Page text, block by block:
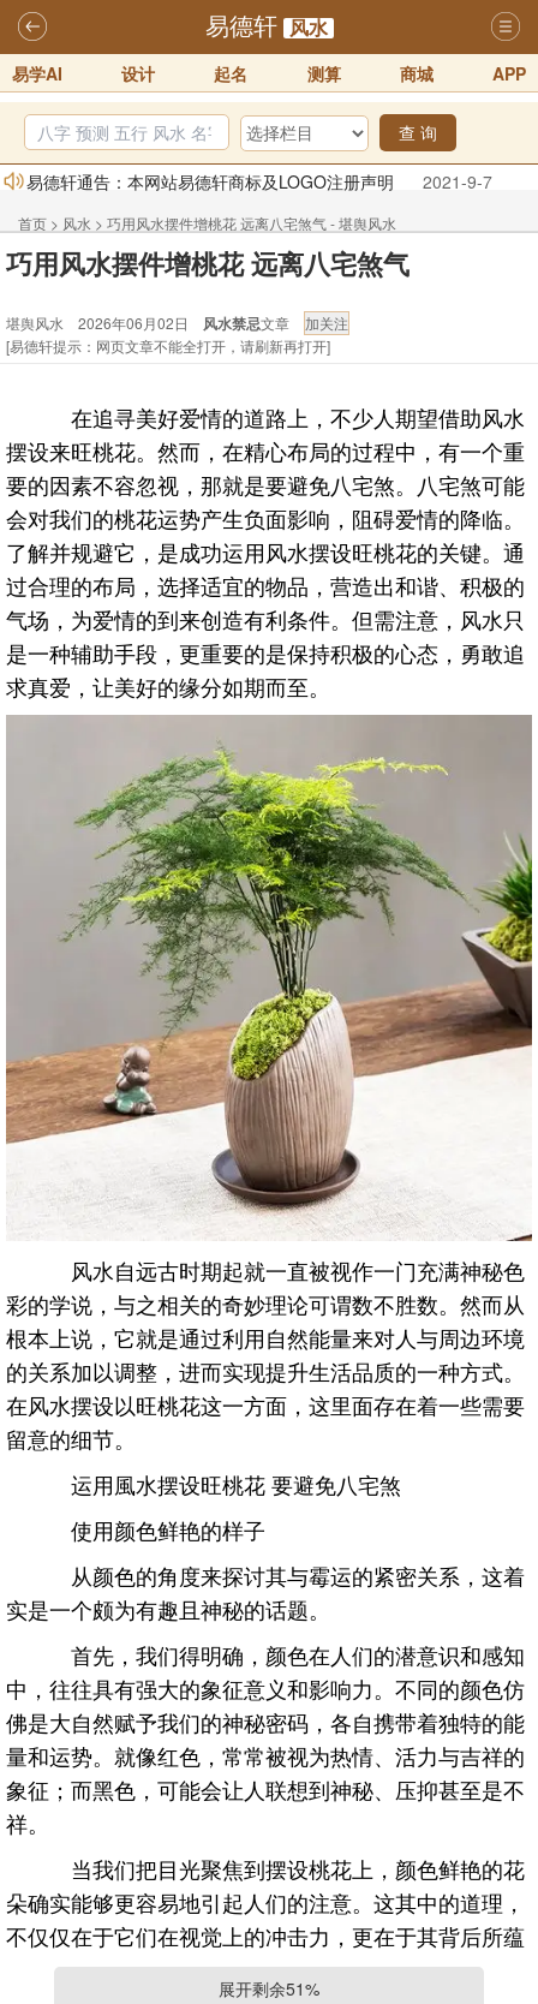
易德轩 风水
易学AI 设计 起名 测算 商城 APP
查 询
易德轩通告：本网站易德轩商标及LOGO注册声明
2021-9-7
易德轩易学ai，ai批八字紫微命理相学，ai智能体客服系统开通，欢迎
体验！！
2025-07-01
2025-07-01
2026年化太岁锦囊属马、鼠、牛、龙、兔、狗、鸡生肖化太岁开始预
2026丙午年铁笔居士精批年运说明
2025-10-12
易德轩首席风水大师铁笔居士简介！！
2021-9-2
首页 > 风水 > 巧用风水摆件增桃花 远离八宅煞气 - 堪舆风水
巧用风水摆件增桃花 远离八宅煞气
堪舆风水 2026年06月02日 风水禁忌文章
[易德轩提示：网页文章不能全打开，请刷新再打开]
在追寻美好爱情的道路上，不少人期望借助风水
摆设来旺桃花。然而，在精心布局的过程中，有一个重
要的因素不容忽视，那就是要避免八宅煞。八宅煞可能
会对我们的桃花运势产生负面影响，阻碍爱情的降临。
了解并规避它，是成功运用风水摆设旺桃花的关键。通
过合理的布局，选择适宜的物品，营造出和谐、积极的
气场，为爱情的到来创造有利条件。但需注意，风水只
是一种辅助手段，更重要的是保持积极的心态，勇敢追
求真爱，让美好的缘分如期而至。
风水自远古时期起就一直被视作一门充满神秘色
彩的学说，与之相关的奇妙理论可谓数不胜数。然而从
根本上说，它就是通过利用自然能量来对人与周边环境
的关系加以调整，进而实现提升生活品质的一种方式。
在风水摆设以旺桃花这一方面，这里面存在着一些需要
留意的细节。
运用風水摆设旺桃花 要避免八宅煞
使用颜色鲜艳的样子
从颜色的角度来探讨其与霉运的紧密关系，这着
实是一个颇为有趣且神秘的话题。
首先，我们得明确，颜色在人们的潜意识和感知
中，往往具有强大的象征意义和影响力。不同的颜色仿
佛是大自然赋予我们的神秘密码，各自携带着独特的能
量和运势。就像红色，常常被视为热情、活力与吉祥的
象征；而黑色，可能会让人联想到神秘、压抑甚至是不
祥。
当我们把目光聚焦到摆设桃花上，颜色鲜艳的花
朵确实能够更容易地引起人们的注意。这其中的道理，
不仅仅在于它们在视觉上的冲击力，更在于其背后所蕴
含的心理暗示。鲜艳的颜色，如粉色、红色，它们如同
展开剩余51%